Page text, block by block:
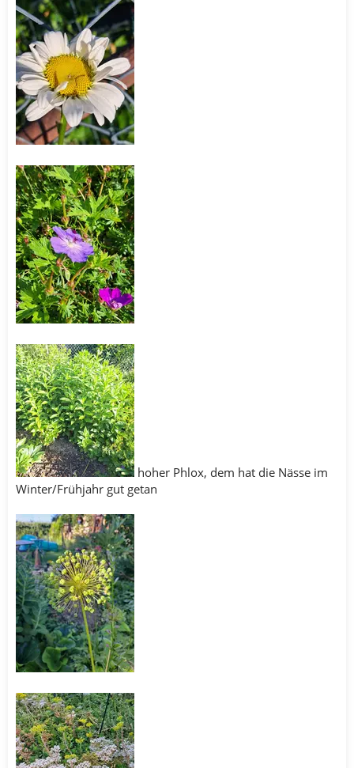
hoher Phlox, dem hat die Nässe im
Winter/Frühjahr gut getan